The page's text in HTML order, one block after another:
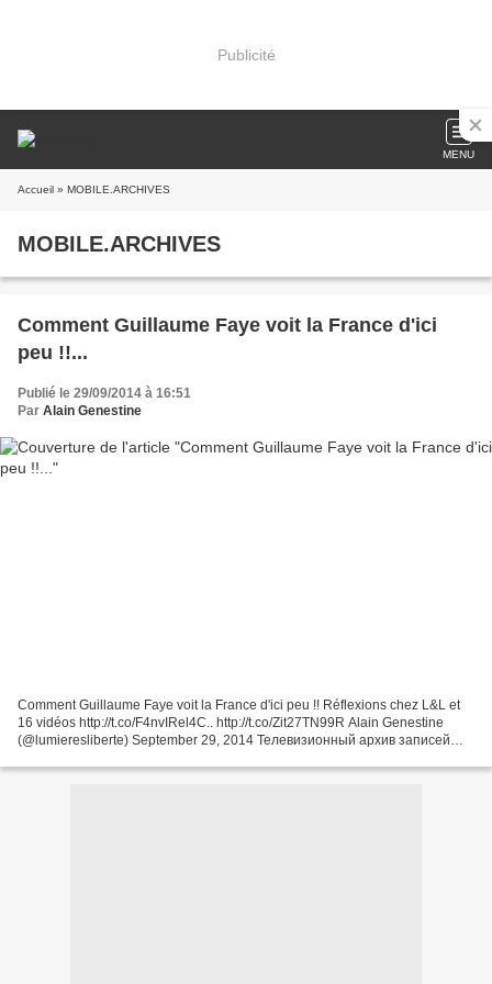
Publicité
MENU
Accueil » MOBILE.ARCHIVES
MOBILE.ARCHIVES
Comment Guillaume Faye voit la France d'ici
peu !!...
Publié le 29/09/2014 à 16:51
Par Alain Genestine
Comment Guillaume Faye voit la France d'ici peu !! Réflexions chez L&L et
16 vidéos http://t.co/F4nvIRel4C.. http://t.co/Zit27TN99R Alain Genestine
(@lumieresliberte) September 29, 2014 Телевизионный архив записей